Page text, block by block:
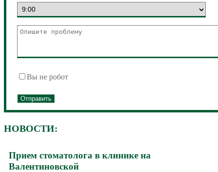
Вы не робот
НОВОСТИ:
Прием стоматолога в клинике на
Валентиновской